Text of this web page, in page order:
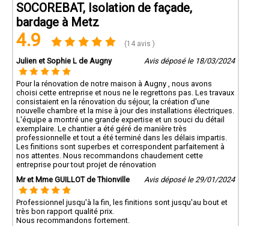
SOCOREBAT, Isolation de façade,
bardage à Metz
4.9 (14 avis )
Julien et Sophie L de Augny Avis déposé le 18/03/2024
Pour la rénovation de notre maison à Augny , nous avons
choisi cette entreprise et nous ne le regrettons pas. Les travaux
consistaient en la rénovation du séjour, la création d'une
nouvelle chambre et la mise à jour des installations électriques.
L'équipe a montré une grande expertise et un souci du détail
exemplaire. Le chantier a été géré de manière très
professionnelle et tout a été terminé dans les délais impartis.
Les finitions sont superbes et correspondent parfaitement à
nos attentes. Nous recommandons chaudement cette
entreprise pour tout projet de rénovation
Mr et Mme GUILLOT de Thionville
Avis déposé le 29/01/2024
Professionnel jusqu'à la fin, les finitions sont jusqu'au bout et
très bon rapport qualité prix.
Nous recommandons fortement.